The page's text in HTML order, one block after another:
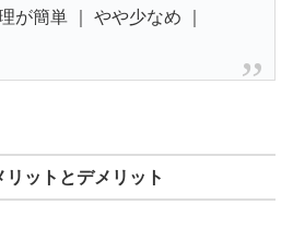
が簡単 ｜ やや少なめ ｜
ットとデメリット